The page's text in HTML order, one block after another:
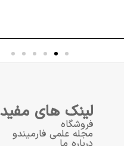
لینک های مفید
فروشگاه
مجله علمی فارمیندو